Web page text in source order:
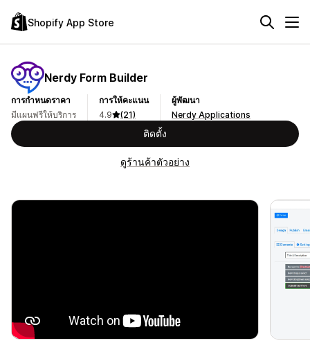
Shopify App Store
Nerdy Form Builder
การกำหนดราคา
มีแผนฟรีให้บริการ
การให้คะแนน
4.9
(21)
ผู้พัฒนา
Nerdy Applications
ติดตั้ง
ดูร้านค้าตัวอย่าง